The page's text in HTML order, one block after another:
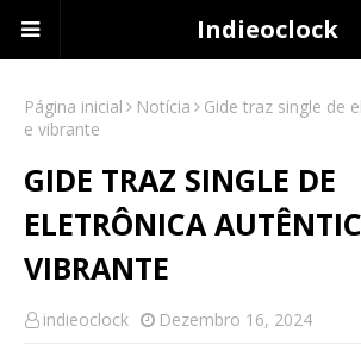
Indieoclock
Página inicial Notícia
Gide traz single de
e vibrante
GIDE TRAZ SINGLE DE
ELETRÔNICA
VIBRANTE
indieoclock Dezembro 16, 2024